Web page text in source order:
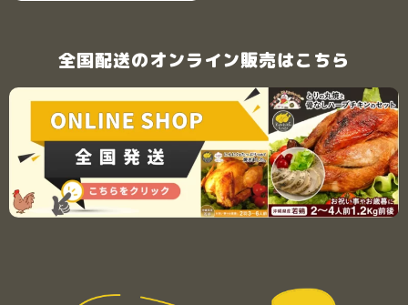
全国配送のオンライン販売はこちら